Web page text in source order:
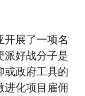
展了一项名
派好战分子是
或政府工具的
进化项目雇佣